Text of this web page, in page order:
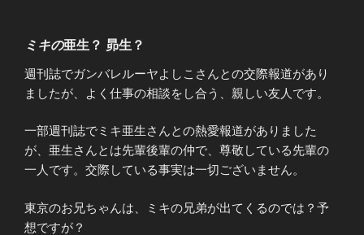
ミキの亜生？ 昴生？
週刊誌でガンバレルーヤよしこさんとの交際報道があり
ましたが、よく仕事の相談をし合う、親しい友人です。
一部週刊誌でミキ亜生さんとの熱愛報道がありました
が、亜生さんとは先輩後輩の仲で、尊敬している先輩の
一人です。交際している事実は一切ございません。
東京のお兄ちゃんは、ミキの兄弟が出てくるのでは？予
想ですが？